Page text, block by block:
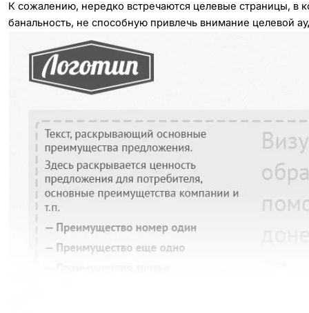
К сожалению, нередко встречаются целевые страницы, в
банальность, не способную привлечь внимание целевой